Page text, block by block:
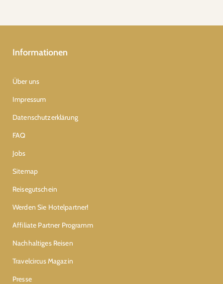
Informationen
Über uns
Impressum
Datenschutzerklärung
FAQ
Jobs
Sitemap
Reisegutschein
Werden Sie Hotelpartner!
Affiliate Partner Programm
Nachhaltiges Reisen
Travelcircus Magazin
Presse